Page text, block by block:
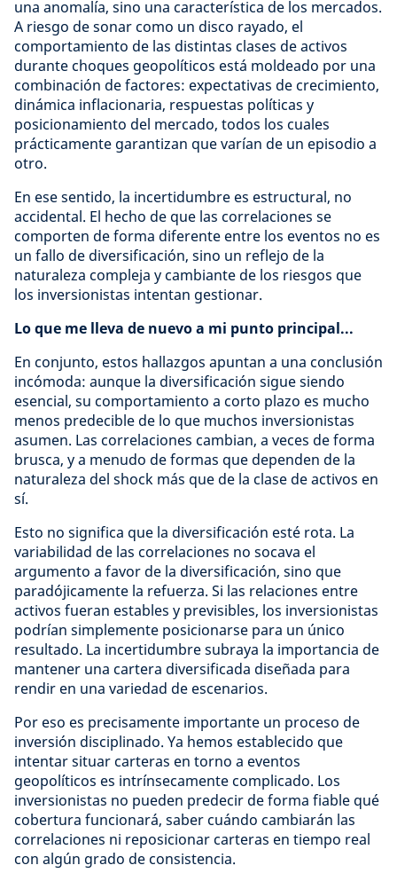
una anomalía, sino una característica de los mercados.
A riesgo de sonar como un disco rayado, el
comportamiento de las distintas clases de activos
durante choques geopolíticos está moldeado por una
combinación de factores: expectativas de crecimiento,
dinámica inflacionaria, respuestas políticas y
posicionamiento del mercado, todos los cuales
prácticamente garantizan que varían de un episodio a
otro.
En ese sentido, la incertidumbre es estructural, no
accidental. El hecho de que las correlaciones se
comporten de forma diferente entre los eventos no es
un fallo de diversificación, sino un reflejo de la
naturaleza compleja y cambiante de los riesgos que
los inversionistas intentan gestionar.
Lo que me lleva de nuevo a mi punto principal...
En conjunto, estos hallazgos apuntan a una conclusión
incómoda: aunque la diversificación sigue siendo
esencial, su comportamiento a corto plazo es mucho
menos predecible de lo que muchos inversionistas
asumen. Las correlaciones cambian, a veces de forma
brusca, y a menudo de formas que dependen de la
naturaleza del shock más que de la clase de activos en
sí.
Esto no significa que la diversificación esté rota. La
variabilidad de las correlaciones no socava el
argumento a favor de la diversificación, sino que
paradójicamente la refuerza. Si las relaciones entre
activos fueran estables y previsibles, los inversionistas
podrían simplemente posicionarse para un único
resultado. La incertidumbre subraya la importancia de
mantener una cartera diversificada diseñada para
rendir en una variedad de escenarios.
Por eso es precisamente importante un proceso de
inversión disciplinado. Ya hemos establecido que
intentar situar carteras en torno a eventos
geopolíticos es intrínsecamente complicado. Los
inversionistas no pueden predecir de forma fiable qué
cobertura funcionará, saber cuándo cambiarán las
correlaciones ni reposicionar carteras en tiempo real
con algún grado de consistencia.